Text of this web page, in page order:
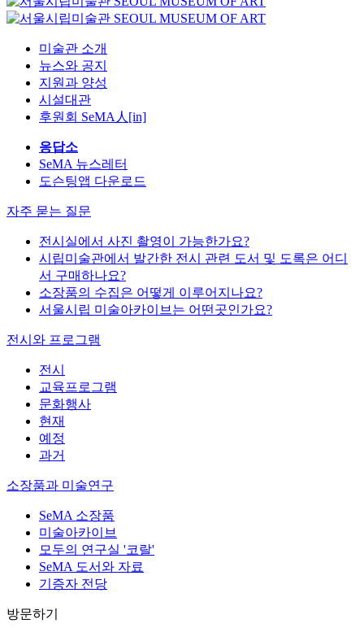
미술관 소개
뉴스와 공지
지원과 양성
시설대관
후원회 SeMA人[in]
응답소
SeMA 뉴스레터
도슨팅앱 다운로드
자주 묻는 질문
전시실에서 사진 촬영이 가능한가요?
시립미술관에서 발간한 전시 관련 도서 및 도록은 어디
서 구매하나요?
소장품의 수집은 어떻게 이루어지나요?
서울시립 미술아카이브는 어떤곳인가요?
전시와 프로그램
전시
교육프로그램
문화행사
현재
예정
과거
소장품과 미술연구
SeMA 소장품
미술아카이브
모두의 연구실 '코랄'
SeMA 도서와 자료
기증자 전당
방문하기